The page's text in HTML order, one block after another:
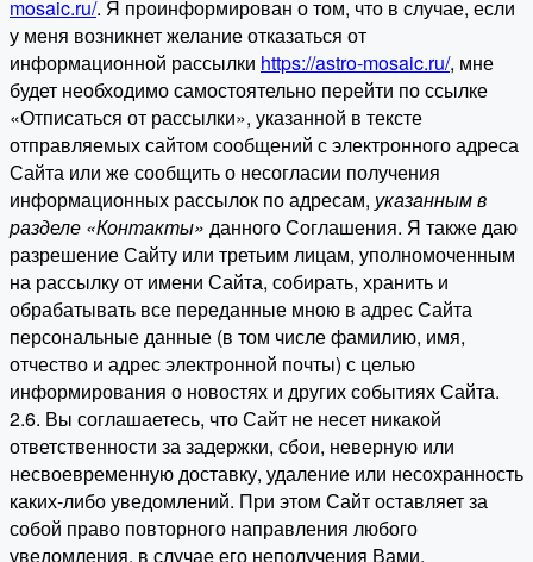
mosaic.ru/. Я проинформирован о том, что в случае, если
у меня возникнет желание отказаться от
информационной рассылки https://astro-mosaic.ru/, мне
будет необходимо самостоятельно перейти по ссылке
«Отписаться от рассылки», указанной в тексте
отправляемых сайтом сообщений с электронного адреса
Сайта или же сообщить о несогласии получения
информационных рассылок по адресам, указанным в
разделе «Контакты» данного Соглашения. Я также даю
разрешение Сайту или третьим лицам, уполномоченным
на рассылку от имени Сайта, собирать, хранить и
обрабатывать все переданные мною в адрес Сайта
персональные данные (в том числе фамилию, имя,
отчество и адрес электронной почты) с целью
информирования о новостях и других событиях Сайта.
2.6. Вы соглашаетесь, что Сайт не несет никакой
ответственности за задержки, сбои, неверную или
несвоевременную доставку, удаление или несохранность
каких-либо уведомлений. При этом Сайт оставляет за
собой право повторного направления любого
уведомления, в случае его неполучения Вами.